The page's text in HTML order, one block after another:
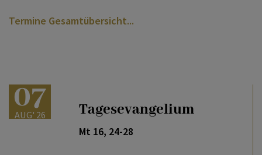
Termine Gesamtübersicht
07
AUG' 26 Tagesevangelium
Mt 16, 24-28